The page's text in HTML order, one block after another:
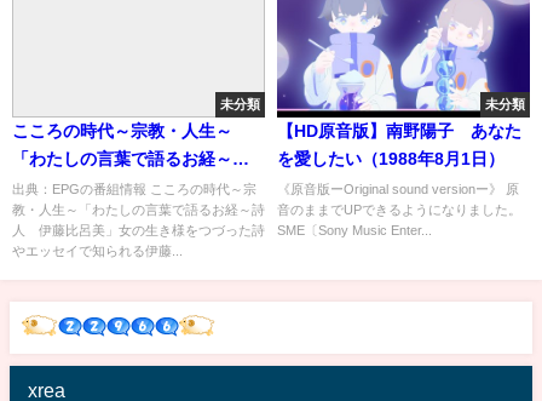
未分類
こころの時代～宗教・人生～
「わたしの言葉で語るお経～詩
人 伊藤比呂美」[字]…の番組内
容解析まとめ
出典：EPGの番組情報 こころの時代～宗
教・人生～「わたしの言葉で語るお経～詩
人 伊藤比呂美」女の生き様をつづった詩
やエッセイで知られる伊藤...
未分類
【HD原音版】南野陽子 あなた
を愛したい（1988年8月1日）
《原音版ーOriginal sound versionー》 原
音のままでUPできるようになりました。
SME〔Sony Music Enter...
xrea